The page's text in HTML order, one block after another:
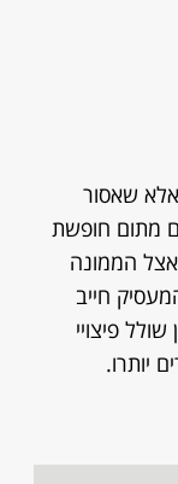
אלא שאסור
בלא היתר לפני תום 60 יום מתום חופשת
הממונה
חייב
פיצויי
יותרו.